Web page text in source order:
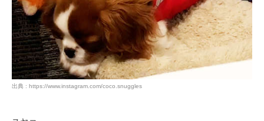
出典 : https://www.instagram.com/coco.snuggles